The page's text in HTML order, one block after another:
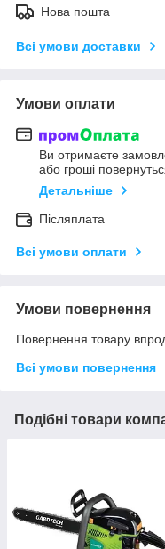
Нова пошта
Всі умови доставки
Умови оплати
Ви отримаєте
або гроші
Детальніше
Післяплата
Всі умови оплати
Умови повернення
Повернення товару
Всі умови повернення
Подібні товари